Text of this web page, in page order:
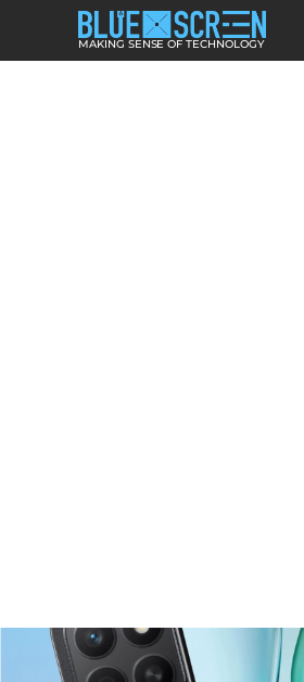
MAKING SENSE OF TECHNOLOGY